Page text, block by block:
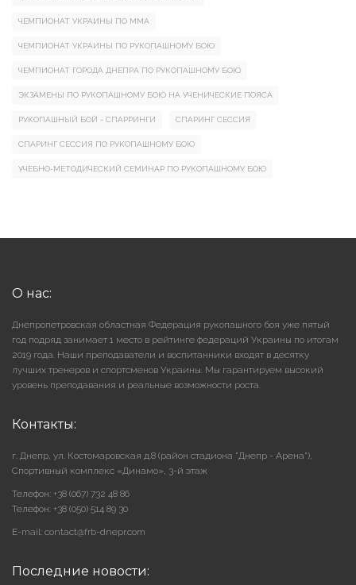
ЧЕМПИОНАТ УКРАИНЫ ПО ММА
ЧЕМПИОНАТ УКРАИНЫ ПО РУКОПАШНОМУ БОЮ
ЧЕМПИОНАТ ГОРОДА ДНЕПРА ПО РУКОПАШНОМУ БОЮ
ЭКЗАМЕНЫ ПО РУКОПАШНОМУ БОЮ НА УЧЕНИЧЕСКИЕ ПОЯСА
РУКОПАШНЫЙ БОЙ - СПАРРИНГИ СПАРИНГ СЕССИЯ
СПАРИНГ СЕССИЯ ПО РУКОПАШНОМУ БОЮ
УЧЕБНО-МЕТОДИЧЕСКИЙ СЕМИНАР ПО РУКОПАШНОМУ БОЮ
О нас:
Днепропетровская областная Федерация рукопашного боя уже пятый
год подряд занимает 1 место в рейтинге федераций Украины по итогам
2019 года. Наши преподаватели и воспитанники входят в десятку
лучших тренеров и спортсменов Украины. Мы гарантируем высокий
уровень преподавания и реальные возможности роста.
Контакты:
г. Днепр, ул. Костомаровская д.8 (район стадиона "Днепр - Арена"),
Cпортивный комплекс «Динамо», 3-й этаж
Телефон: +38 (067) 732 48 86
Телефон: +38 (050) 514 89 30
E-mail: contact@frb-dnepr.com
Последние новости: